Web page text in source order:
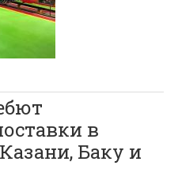
в
Баку и